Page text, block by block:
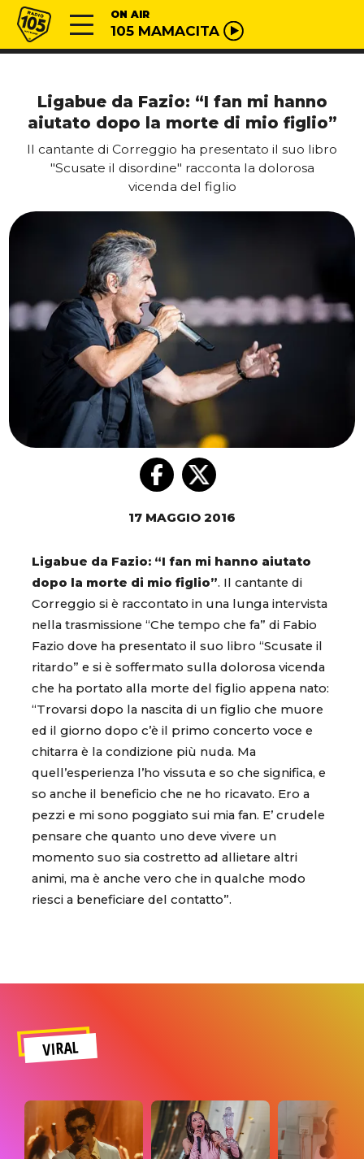
Vai al contenuto
Radio 105 ON AIR
105 MAMACITA
Ligabue da Fazio: “I fan mi hanno
aiutato dopo la morte di mio figlio”
Il cantante di Correggio ha presentato il suo libro
"Scusate il disordine" racconta la dolorosa
vicenda del figlio
17 MAGGIO 2016
Ligabue da Fazio: “I fan mi hanno aiutato
dopo la morte di mio figlio”. Il cantante di
Correggio si è raccontato in una lunga intervista
nella trasmissione “Che tempo che fa” di Fabio
Fazio dove ha presentato il suo libro “Scusate il
ritardo” e si è soffermato sulla dolorosa vicenda
che ha portato alla morte del figlio appena nato:
“Trovarsi dopo la nascita di un figlio che muore
ed il giorno dopo c’è il primo concerto voce e
chitarra è la condizione più nuda. Ma
quell’esperienza l’ho vissuta e so che significa, e
so anche il beneficio che ne ho ricavato. Ero a
pezzi e mi sono poggiato sui mia fan. E’ crudele
pensare che quanto uno deve vivere un
momento suo sia costretto ad allietare altri
animi, ma è anche vero che in qualche modo
riesci a beneficiare del contatto”.
VIRAL